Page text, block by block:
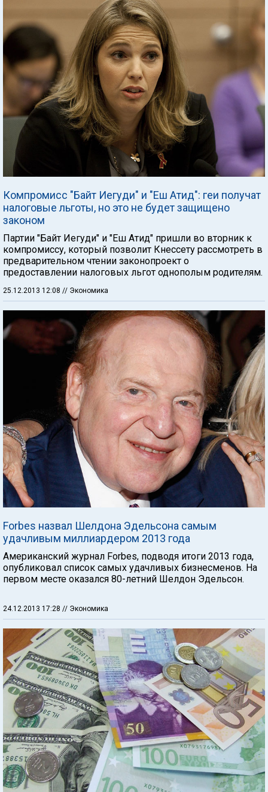
Компромисс "Байт Иегуди" и "Еш Атид": геи получат
налоговые льготы, но это не будет защищено
законом
Партии "Байт Иегуди" и "Еш Атид" пришли во вторник к
компромиссу, который позволит Кнессету рассмотреть в
предварительном чтении законопроект о
предоставлении налоговых льгот однополым родителям.
25.12.2013 12:08 // Экономика
Forbes назвал Шелдона Эдельсона самым
удачливым миллиардером 2013 года
Американский журнал Forbes, подводя итоги 2013 года,
опубликовал список самых удачливых бизнесменов. На
первом месте оказался 80-летний Шелдон Эдельсон.
24.12.2013 17:28 // Экономика